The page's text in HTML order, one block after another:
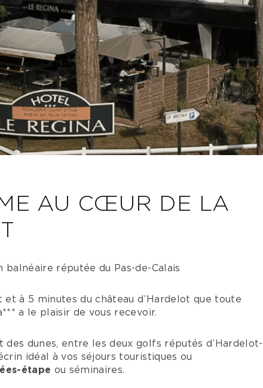
AU CŒUR DE LA
réputée du Pas-de-Calais
et à 5 minutes du château d’Hardelot que toute
a le plaisir de vous recevoir.
dunes, entre les deux golfs réputés d’Hardelot-
idéal à vos séjours touristiques ou
étape ou séminaires.